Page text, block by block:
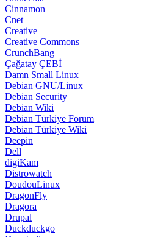
Cinnamon
Cnet
Creative
Creative Commons
CrunchBang
Çağatay ÇEBİ
Damn Small Linux
Debian GNU/Linux
Debian Security
Debian Wiki
Debian Türkiye Forum
Debian Türkiye Wiki
Deepin
Dell
digiKam
Distrowatch
DoudouLinux
DragonFly
Dragora
Drupal
Duckduckgo